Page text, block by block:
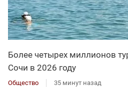
Более четырех миллионов
Сочи в 2026 году
Общество 35 минут назад